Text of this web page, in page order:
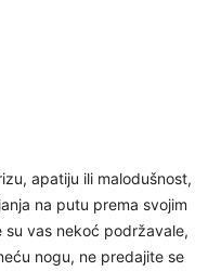
apatiju ili malodušnost,
na putu prema svojim
su vas nekoć podržavale,
nogu, ne predajite se